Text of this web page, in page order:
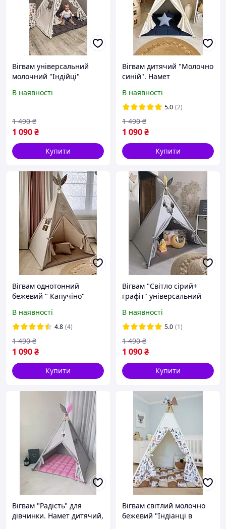
Вігвам універсальний
молочний "Індійці"
хлопчика чи дівчинки.
ігор. Палатка, халабуда
В наявності
1 090₴
1 490 ₴
Купити
Вігвам дитячий "Молочно
синій". Намет
шатро, будиночок для
ігор
В наявності
5.0 (2)
1 090₴
1 490 ₴
Купити
Вігвам однотонний
бежевий " Капучіно"
дівчинки та хлопчика.
Намет дитячий, шатро .
Будиночок для ігор
В наявності
4.8 (4)
1 090₴
1 490 ₴
Купити
Вігвам "Світло сірий+
графіт" універсальний
хлопчика. Намет
дитячий, шатер сірий.
Будиночок для ігор
В наявності
5.0 (1)
1 090₴
1 490 ₴
Купити
Вігвам "Радість" для
дівчинки. Намет дитячий,
Вігвам світлий молочно
бежевий "Індіанці в